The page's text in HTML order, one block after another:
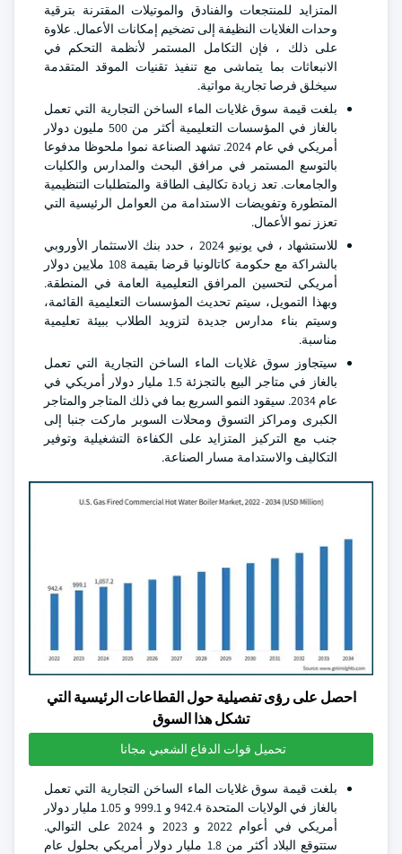
المتزايد للمنتجعات والفنادق والموتيلات المقترنة بترقية
وحدات الغلايات النظيفة إلى تضخيم إمكانات الأعمال. علاوة
على ذلك ، فإن التكامل المستمر لأنظمة التحكم في
الانبعاثات بما يتماشى مع تنفيذ تقنيات الموقد المتقدمة
سيخلق فرصا تجارية مواتية.
بلغت قيمة سوق غلايات الماء الساخن التجارية التي تعمل
بالغاز في المؤسسات التعليمية أكثر من 500 مليون دولار
أمريكي في عام 2024. تشهد الصناعة نموا ملحوظا مدفوعا
بالتوسع المستمر في مرافق البحث والمدارس والكليات
والجامعات. تعد زيادة تكاليف الطاقة والمتطلبات التنظيمية
المتطورة وتفويضات الاستدامة من العوامل الرئيسية التي
تعزز نمو الأعمال.
للاستشهاد ، في يونيو 2024 ، حدد بنك الاستثمار الأوروبي
بالشراكة مع حكومة كاتالونيا قرضا بقيمة 108 ملايين دولار
أمريكي لتحسين المرافق التعليمية العامة في المنطقة.
وبهذا التمويل، سيتم تحديث المؤسسات التعليمية القائمة،
وسيتم بناء مدارس جديدة لتزويد الطلاب ببيئة تعليمية
مناسبة.
سيتجاوز سوق غلايات الماء الساخن التجارية التي تعمل
بالغاز في متاجر البيع بالتجزئة 1.5 مليار دولار أمريكي في
عام 2034. سيقود النمو السريع بما في ذلك المتاجر والمتاجر
الكبرى ومراكز التسوق ومحلات السوبر ماركت جنبا إلى
جنب مع التركيز المتزايد على الكفاءة التشغيلية وتوفير
التكاليف والاستدامة مسار الصناعة.
احصل على رؤى تفصيلية حول القطاعات الرئيسية التي
تشكل هذا السوق
تحميل قوات الدفاع الشعبي مجانا
بلغت قيمة سوق غلايات الماء الساخن التجارية التي تعمل
بالغاز في الولايات المتحدة 942.4 و 999.1 و 1.05 مليار دولار
أمريكي في أعوام 2022 و 2023 و 2024 على التوالي.
ستتوقع البلاد أكثر من 1.8 مليار دولار أمريكي بحلول عام